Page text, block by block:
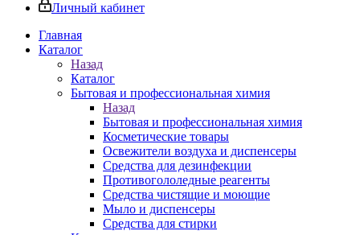
Личный кабинет
Главная
Каталог
Назад
Каталог
Бытовая и профессиональная химия
Назад
Бытовая и профессиональная химия
Косметические товары
Освежители воздуха и диспенсеры
Средства для дезинфекции
Противогололедные реагенты
Средства чистящие и моющие
Мыло и диспенсеры
Средства для стирки